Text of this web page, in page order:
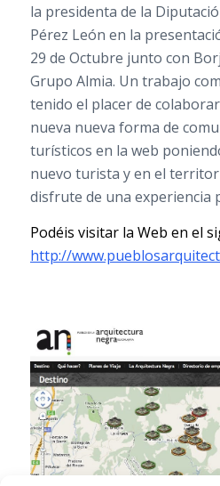
la presidenta de la
Pérez León en la
29 de Octubre junto con
Grupo Almia. Un trabajo
tenido el placer de
nueva nueva forma de
turísticos en la web
nuevo turista y en el
disfrute de una experiencia
Podéis visitar la Web en el
http://